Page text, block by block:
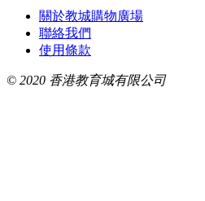
關於教城購物廣場
聯絡我們
使用條款
© 2020 香港教育城有限公司